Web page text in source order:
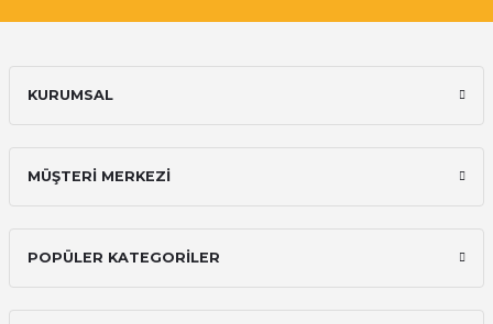
KURUMSAL
MÜŞTERİ MERKEZİ
POPÜLER KATEGORİLER